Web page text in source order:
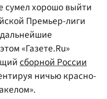
сумел хорошо выйти
Премьер-лиги
«Газете.Ru»
сборной России
ничью красно-